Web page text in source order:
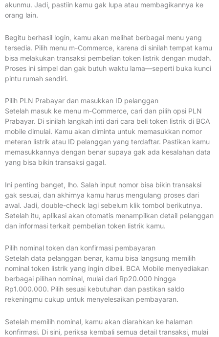
akunmu. Jadi, pastiin kamu gak lupa atau membagikannya ke
orang lain.
Begitu berhasil login, kamu akan melihat berbagai menu yang
tersedia. Pilih menu m-Commerce, karena di sinilah tempat kamu
bisa melakukan transaksi pembelian token listrik dengan mudah.
Proses ini simpel dan gak butuh waktu lama—seperti buka kunci
pintu rumah sendiri.
Pilih PLN Prabayar dan masukkan ID pelanggan
Setelah masuk ke menu m-Commerce, cari dan pilih opsi PLN
Prabayar. Di sinilah langkah inti dari cara beli token listrik di BCA
mobile dimulai. Kamu akan diminta untuk memasukkan nomor
meteran listrik atau ID pelanggan yang terdaftar. Pastikan kamu
memasukkannya dengan benar supaya gak ada kesalahan data
yang bisa bikin transaksi gagal.
Ini penting banget, lho. Salah input nomor bisa bikin transaksi
gak sesuai, dan akhirnya kamu harus mengulang proses dari
awal. Jadi, double-check lagi sebelum klik tombol berikutnya.
Setelah itu, aplikasi akan otomatis menampilkan detail pelanggan
dan informasi terkait pembelian token listrik kamu.
Pilih nominal token dan konfirmasi pembayaran
Setelah data pelanggan benar, kamu bisa langsung memilih
nominal token listrik yang ingin dibeli. BCA Mobile menyediakan
berbagai pilihan nominal, mulai dari Rp20.000 hingga
Rp1.000.000. Pilih sesuai kebutuhan dan pastikan saldo
rekeningmu cukup untuk menyelesaikan pembayaran.
Setelah memilih nominal, kamu akan diarahkan ke halaman
konfirmasi. Di sini, periksa kembali semua detail transaksi, mulai